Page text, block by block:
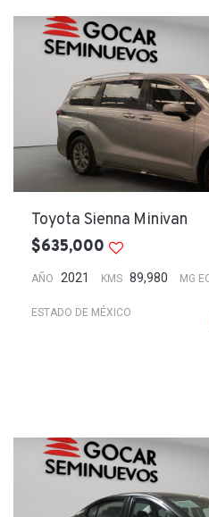
Toyota Sienna Minivan
$635,000
AÑO 2021 KMS 89,980 MG
ESTADO DE MÉXICO